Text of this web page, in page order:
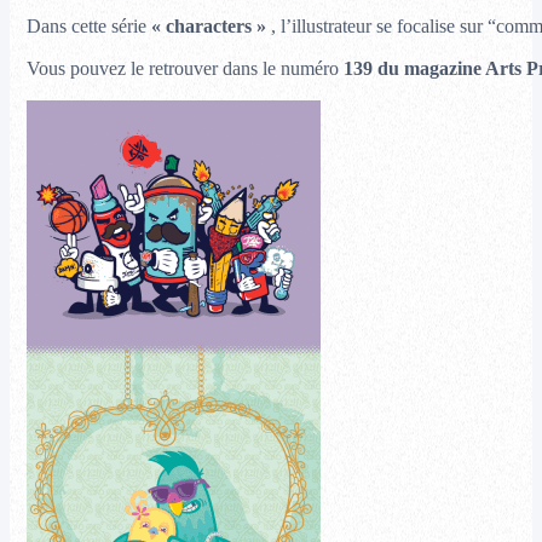
Dans cette série « characters » , l’illustrateur se focalise sur
Vous pouvez le retrouver dans le numéro 139 du magazine Arts